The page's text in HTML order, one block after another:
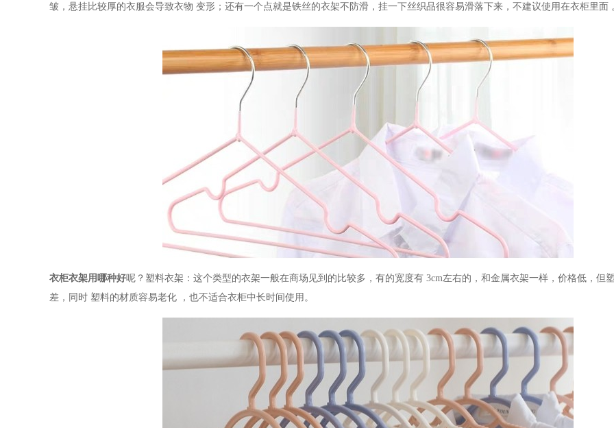
皱 ，悬挂比较厚的衣服会导致衣物 变形；还有一个点就是铁丝的衣架不防滑，挂一下丝织品很容易滑落下来，不建议使用在衣柜里面
衣柜衣架用哪种好呢？ 塑料衣架： 这个类型的衣架一般在商场见到的比较多，有的宽度有 3cm左右的 ，和金属衣架一样，价格低，但
差，同时 塑料的材质容易老化 ，也不适合衣柜中长时间使用。